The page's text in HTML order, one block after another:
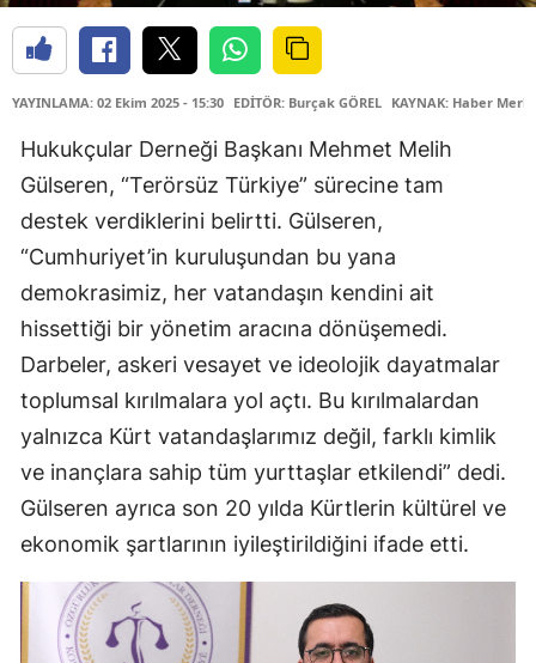
YAYINLAMA: 02 Ekim 2025 - 15:30 EDİTÖR: Burçak GÖREL KAYNAK: Haber
Hukukçular Derneği Başkanı Mehmet Melih
Gülseren, “Terörsüz Türkiye” sürecine tam
destek verdiklerini belirtti. Gülseren,
“Cumhuriyet’in kuruluşundan bu yana
demokrasimiz, her vatandaşın kendini ait
hissettiği bir yönetim aracına dönüşemedi.
Darbeler, askeri vesayet ve ideolojik dayatmalar
toplumsal kırılmalara yol açtı. Bu kırılmalardan
yalnızca Kürt vatandaşlarımız değil, farklı kimlik
ve inançlara sahip tüm yurttaşlar etkilendi” dedi.
Gülseren ayrıca son 20 yılda Kürtlerin kültürel ve
ekonomik şartlarının iyileştirildiğini ifade etti.